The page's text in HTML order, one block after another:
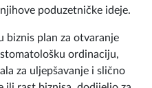
poduzetničke ideje.
biznis plan za otvaranje
ordinaciju,
za uljepšavanje i slično